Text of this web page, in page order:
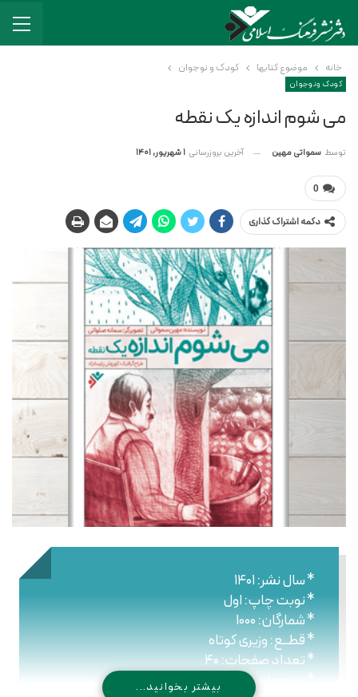
خانه موضوع کتابها کودک و نوجوان
کودک و نوجوان
می شوم اندازه یک نقطه
توسط سمواتی مهین آخرین بروزرسانی 1 شهریور, 1401
0
دکمه اشتراک گذاری
* سال نشر: ۱۴۰۱
* نوبت چاپ: اول
* شمارگان: ۱۰۰۰
* قطــع: وزیری کوتاه
* تعداد صفحات: ۴۰
* نـوع جلـد: شومیزبیشتر بخوانید...